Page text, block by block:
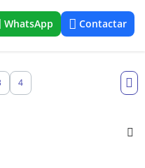
WhatsApp Contactar
4